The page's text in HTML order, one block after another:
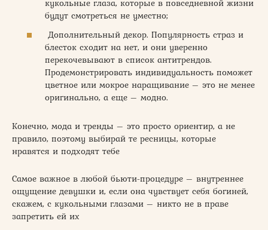
кукольные глаза, которые в повседневной жизни
будут смотреться не уместно;
Дополнительный декор. Популярность страз и
блесток сходит на нет, и они уверенно
перекочевывают в список антитрендов.
Продемонстрировать индивидуальность поможет
цветное или мокрое наращивание – это не менее
оригинально, а еще – модно.
Конечно, мода и тренды – это просто ориентир, а не
правило, поэтому выбирай те ресницы, которые
нравятся и подходят тебе
Самое важное в любой бьюти-процедуре – внутреннее
ощущение девушки и, если она чувствует себя богиней,
скажем, с кукольными глазами – никто не в праве
запретить ей их